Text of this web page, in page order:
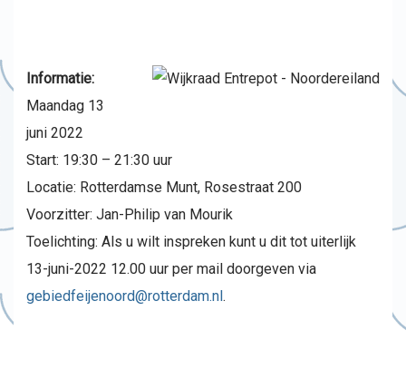
Informatie:
Maandag 13
juni 2022
Start: 19:30 – 21:30 uur
Locatie: Rotterdamse Munt, Rosestraat 200
Voorzitter: Jan-Philip van Mourik
Toelichting: Als u wilt inspreken kunt u dit tot uiterlijk
13-juni-2022 12.00 uur per mail doorgeven via
gebiedfeijenoord@rotterdam.nl.